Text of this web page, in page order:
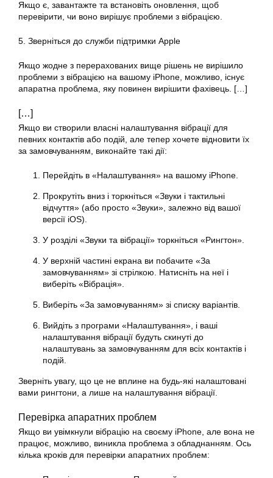
Якщо є, завантажте та встановіть оновлення, щоб
перевірити, чи воно вирішує проблеми з вібрацією.
5. Зверніться до служби підтримки Apple
Якщо жодне з перерахованих вище рішень не вирішило
проблеми з вібрацією на вашому iPhone, можливо, існує
апаратна проблема, яку повинен вирішити фахівець. […]
[…]
Якщо ви створили власні налаштування вібрації для
певних контактів або подій, але тепер хочете відновити їх
за замовчуванням, виконайте такі дії:
Перейдіть в «Налаштування» на вашому iPhone
Прокрутіть вниз і торкніться «Звуки і тактильні
відчуття» (або просто «Звуки», залежно від вашої
версії iOS).
У розділі «Звуки та вібрації» торкніться «Рингтон».
У верхній частині екрана ви побачите «За
замовчуванням» зі стрілкою. Натисніть на неї і
виберіть «Вібрація».
Виберіть «За замовчуванням» зі списку варіантів.
Вийдіть з програми «Налаштування», і ваші
налаштування вібрації будуть скинуті до
налаштувань за замовчуванням для всіх контактів і
подій.
Зверніть увагу, що це не вплине на будь-які налаштовані
вами рингтони, а лише на налаштування вібрації.
Перевірка апаратних проблем
Якщо ви увімкнули вібрацію на своєму iPhone, але вона не
працює, можливо, виникла проблема з обладнанням. Ось
кілька кроків для перевірки апаратних проблем: